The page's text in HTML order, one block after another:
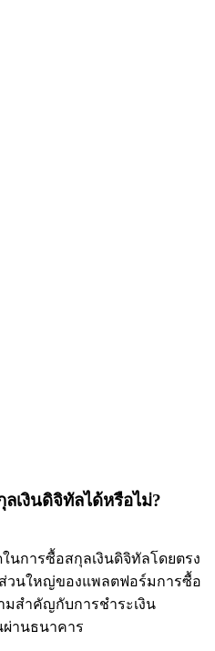
เงินดิจิทัลได้หรือไม่?
การซื้อสกุลเงินดิจิทัลโดยตรง
ส่วนใหญ่ของแพลตฟอร์มการซื้อ
มสำคัญกับการชำระเงิน
ผ่านธนาคาร